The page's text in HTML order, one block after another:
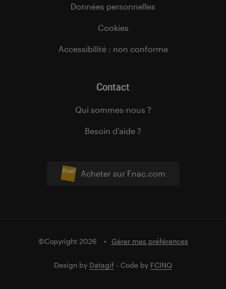
Acheter sur Fnac.com
Données personnelles
Cookies
Accessibilité : non conforme
Contact
Qui sommes-nous ?
Besoin d’aide ?
©Copyright 2026 Gérer mes préférences
Design by Datagif - Code by FCINQ